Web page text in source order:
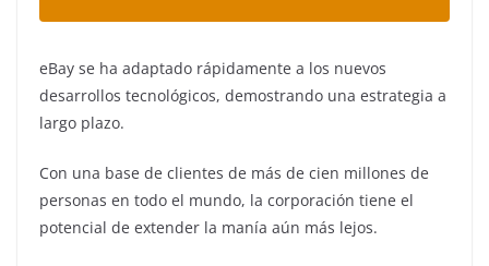
eBay se ha adaptado rápidamente a los nuevos
desarrollos tecnológicos, demostrando una estrategia a
largo plazo.
Con una base de clientes de más de cien millones de
personas en todo el mundo, la corporación tiene el
potencial de extender la manía aún más lejos.